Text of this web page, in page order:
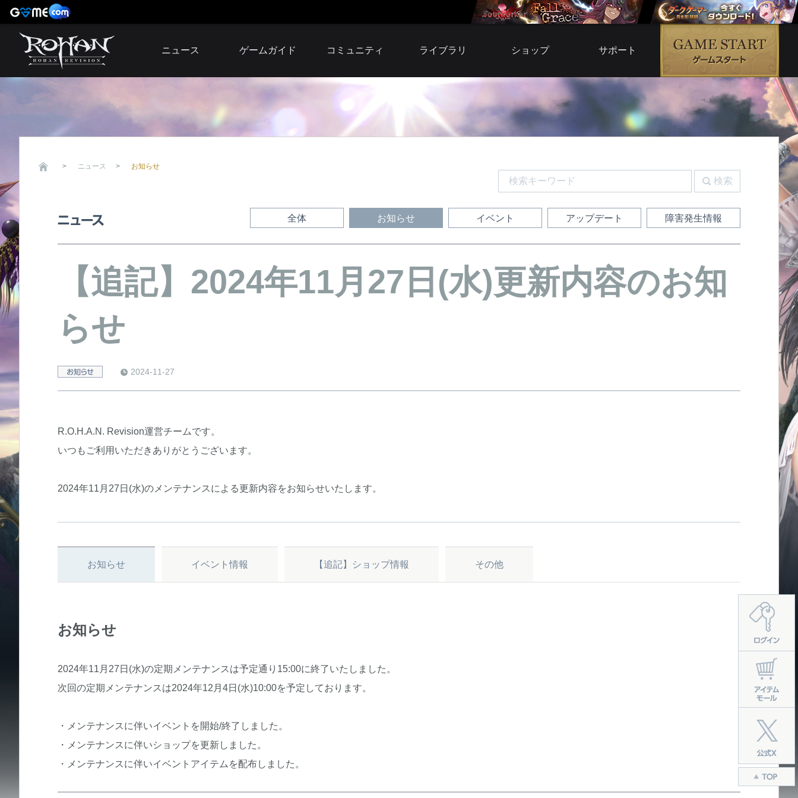
ニュース
アップデート
ゲームガイド コミュニティ
募集掲示板
スクリーンショット
ライブラリ
壁紙
サウンドトラック
ショップ
アイテムモール
ウェブ倉庫
シリアルコード
利用ガイド
サポート
お問い合わせ
運営ポリシー
ニュース お知らせ
検索
全体 お知らせ イベント アップデート 障害発生情報
【追記】2024年11月27日(水)更新内容のお知
らせ
2024-11-27
R.O.H.A.N. Revision運営チームです。
いつもご利用いただきありがとうございます。
2024年11月27日(水)のメンテナンスによる更新内容をお知らせいたします。
お知らせ イベント情報 【追記】ショップ情報 その他
お知らせ
2024年11月27日(水)の定期メンテナンスは予定通り15:00に終了いたしました。
次回の定期メンテナンスは2024年12月4日(水)10:00を予定しております。
・メンテナンスに伴いイベントを開始/終了しました。
・メンテナンスに伴いショップを更新しました。
・メンテナンスに伴いイベントアイテムを配布しました。